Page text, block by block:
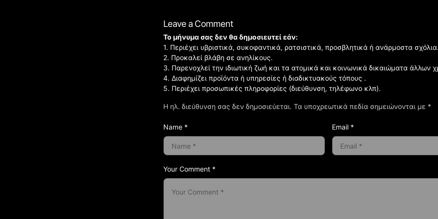
Leave a Comment
Η ηλ. διεύθυνση σας δεν δημοσιεύεται. Τα υποχρεωτικά πεδία σημειώνονται με *
Your Comment *
Το μήνυμα σας δεν θα δημοσιευτεί εάν:
1. Περιέχει υβριστικά, συκοφαντικά, ρατσιστικά, προσβλητικά ή ανάρμοστα σχόλια.
2. Προκαλεί βλάβη σε ανηλίκους.
3. Παρενοχλεί την ιδιωτική ζωή και τα ατομικά και κοινωνικά δικαιώματα άλλων
4. Διαφημίζει προϊόντα ή υπηρεσίες ή διαδικτυακούς τόπους .
5. Περιέχει προσωπικές πληροφορίες (διεύθυνση, τηλέφωνο κλπ).
Name * Email *